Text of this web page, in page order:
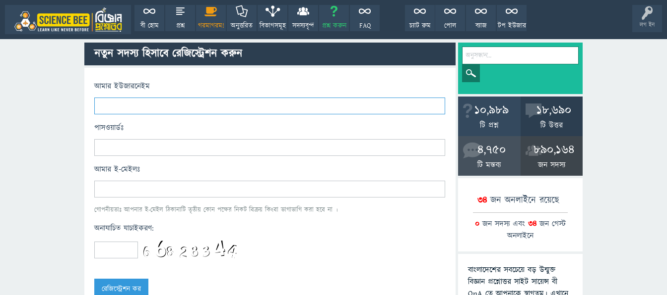
লগ ইন
বী হোম প্রশ্ন গরমাগরম! অনুত্তরিত বিভাগসমূহ সদস্যবৃন্দ প্রশ্ন করুন FAQ টপ ইউজার
ব্যাজ
পোল
চ্যাট রুম
নতুন সদস্য হিসাবে রেজিস্ট্রেশন করুন
আমার ইউজারনেইম
পাসওয়ার্ডঃ
আমার ই-মেইলঃ
গোপনীয়তাঃ আপনার ই-মেইল ঠিকানাটি তৃতীয় কোন পক্ষের নিকট বিক্রয় কিংবা ভাগাভাগি করা হবে না ।
অনাযাচিত যাচাইকরণ:
10,989
টি প্রশ্ন
18,690
টি উত্তর
4,750
টি মন্তব্য
890,164
জন সদস্য
34জন অনলাইনে রয়েছে
0 জন সদস্য এবং 34 জন গেস্ট
অনলাইনে
বাংলাদেশের সবচেয়ে বড় উন্মুক্ত
বিজ্ঞান প্রশ্নোত্তর সাইট সায়েন্স বী